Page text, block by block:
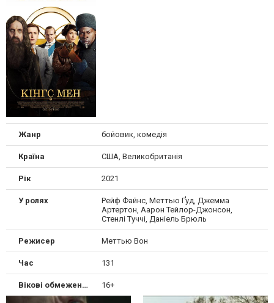
Жанр бойовик, комедія
Країна США, Великобританія
Рік 2021
У ролях
Рейф Файнс, Меттью Ґуд, Джемма
Артертон, Аарон Тейлор-Джонсон,
Стенлі Туччі, Даніель Брюль
Режисер Меттью Вон
Час 131
Вікові обмеження 16+